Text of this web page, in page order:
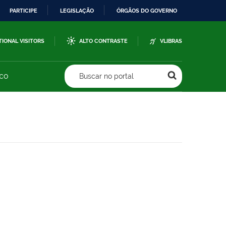
PARTICIPE LEGISLAÇÃO ÓRGÃOS DO GOVERNO
VISITORS ALTO CONTRASTE VLIBRAS
Buscar no portal